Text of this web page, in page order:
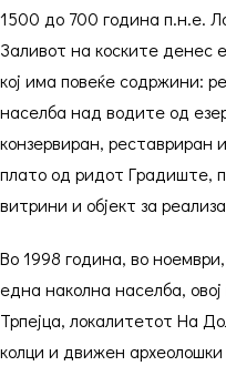
1500 до 700 година п.н.е.
Заливот на коските денес
кој има повеќе содржини:
населба над водите од
конзервиран, реставриран
плато од ридот Градиште,
витрини и објект за
Во 1998 година, во
една наколна населба,
Трпејца, локалитетот На
колци и движен